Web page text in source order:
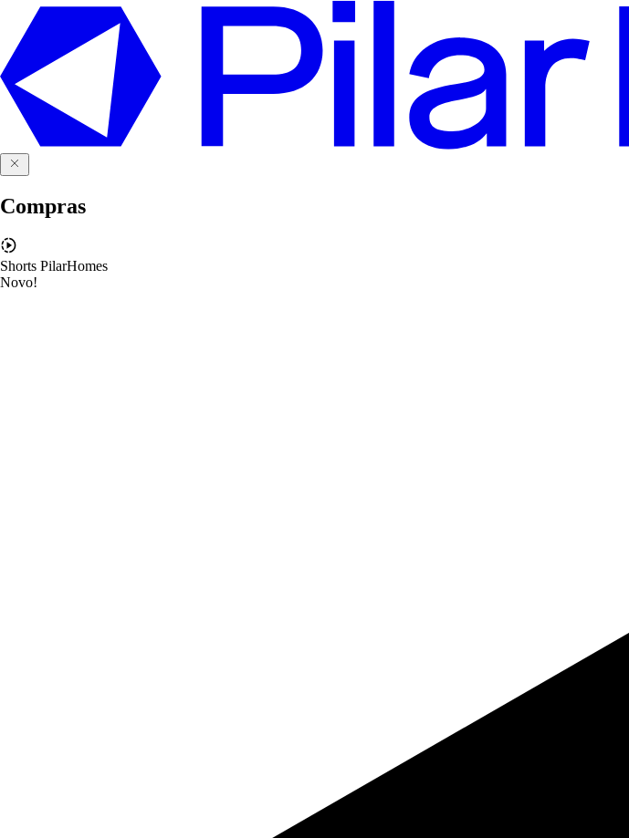
Compras
Shorts PilarHomes
Novo!